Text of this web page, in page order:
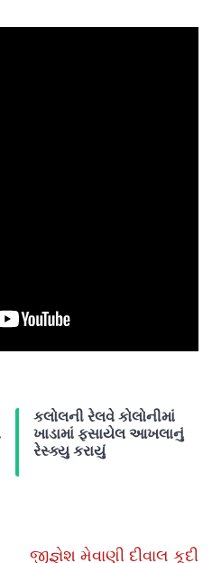
કલોલની રેલવે કોલોનીમાં
ખાડામાં ફસાયેલ આખલાનું
રેસ્ક્યુ કરાયું
જીજ્ઞેશ મેવાણી દીવાલ કૂદી